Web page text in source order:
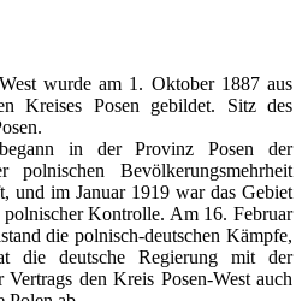
wurde am 1. Oktober 1887 aus
Kreises Posen gebildet. Sitz des
in der Provinz Posen der
polnischen Bevölkerungsmehrheit
und im Januar 1919 war das Gebiet
polnischer Kontrolle. Am 16. Februar
die polnisch-deutschen Kämpfe,
die deutsche Regierung mit der
den Kreis Posen-West auch